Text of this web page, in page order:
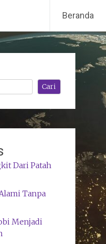
Beranda
Cari
Dari Patah
Tanpa
Menjadi